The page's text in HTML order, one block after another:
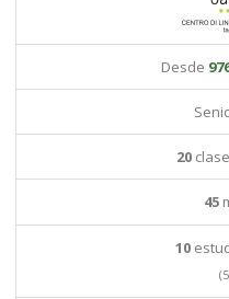
Desde
20
45
10